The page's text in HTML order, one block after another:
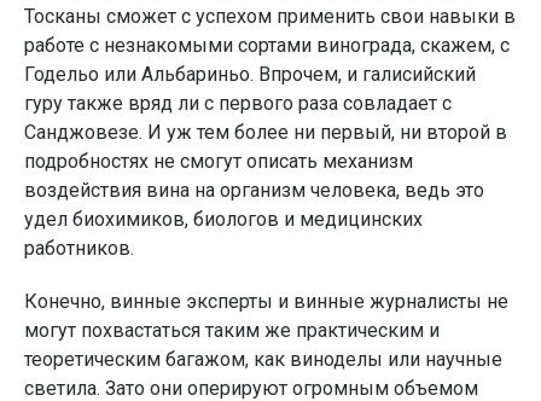
Тосканы сможет с успехом применить свои навыки в
работе с незнакомыми сортами винограда, скажем, с
Годельо или Альбариньо. Впрочем, и галисийский
гуру также вряд ли с первого раза совладает с
Санджовезе. И уж тем более ни первый, ни второй в
подробностях не смогут описать механизм
воздействия вина на организм человека, ведь это
удел биохимиков, биологов и медицинских
работников.
Конечно, винные эксперты и винные журналисты не
могут похвастаться таким же практическим и
теоретическим багажом, как виноделы или научные
светила. Зато они оперируют огромным объемом